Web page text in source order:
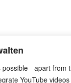
- apart from
YouTube